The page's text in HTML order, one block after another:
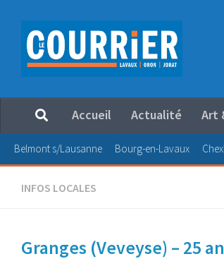
Au dessous du contenu
Accueil Actualité Art
Belmont s/Lausanne Bourg-en-Lavaux
INFOS LOCALES
Granges (Veveyse) – 25